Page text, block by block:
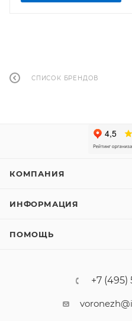
СПИСОК БРЕНДОВ
КОМПАНИЯ
ИНФОРМАЦИЯ
ПОМОЩЬ
+7